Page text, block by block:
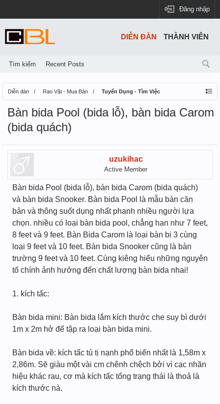
Đăng nhập
Diễn đàn Rao Vặt - Mua Bán Tuyển Dụng - Tìm Việc
Bàn bida Pool (bida lỗ), bàn bida Carom
(bida quách)
uzukihac
Active Member
Bàn bida Pool (bida lỗ), bàn bida Carom (bida quách)
và bàn bida Snooker. Bàn bida Pool là mẫu bàn căn
bản và thông suốt dụng nhất phanh nhiều người lựa
chọn. nhiều có loại bàn bida pool, chẳng hạn như 7 feet,
8 feet và 9 feet. Bàn Bida Carom là loại bàn bi 3 cùng
loại 9 feet và 10 feet. Bàn bida Snooker cũng là bàn
trường 9 feet và 10 feet. Cùng kiêng hiểu những nguyên
tố chính ảnh hưởng đến chất lượng bàn bida nhai!
1. kích tấc:
Bàn bida mini: Bàn bida lắm kích thước che suy bì dưới
1m x 2m hở để tập ra loại bàn bida mini.
Bàn bida về: kích tấc tủ tị nạnh phổ biến nhất là 1,58m x
2,86m. Sẽ giàu một vài cm chênh chệch bởi vì cạc nhãn
hiệu khác rau, cơ mà kích tấc tổng trạng thái là thoả là
kích thước nà.
DIỄN ĐÀN
Tìm kiếm Recent Posts
THÀNH VIÊN